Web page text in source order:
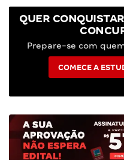
QUER
Prepare-se com
COMECE A